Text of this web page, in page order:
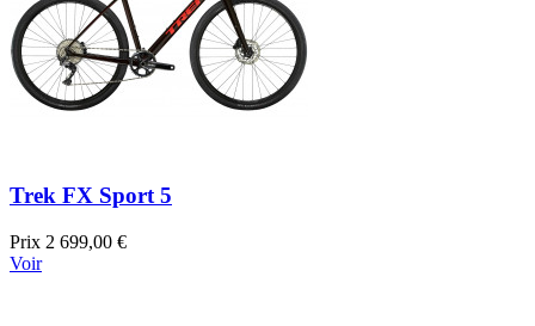
Trek FX Sport 5
Prix 2 699,00 €
Voir